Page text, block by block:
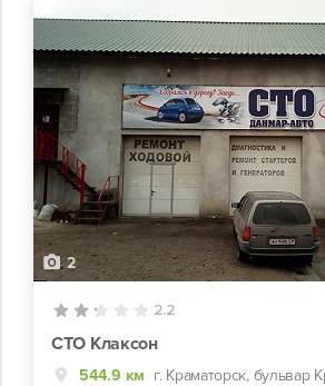
2
2.2
СТО Клаксон
544.9 км г. Краматорск, бульвар